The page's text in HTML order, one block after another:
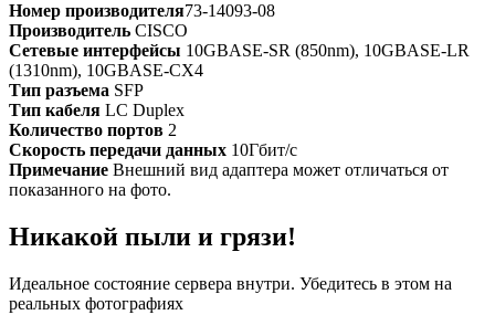
Номер производителя73-14093-08
Производитель CISCO
Сетевые интерфейсы 10GBASE-SR (850nm), 10GBASE-LR
(1310nm), 10GBASE-CX4
Тип разъема SFP
Тип кабеля LC Duplex
Количество портов 2
Скорость передачи данных 10Гбит/c
Примечание Внешний вид адаптера может отличаться от
показанного на фото.
Никакой пыли и грязи!
Идеальное состояние сервера внутри. Убедитесь в этом на
реальных фотографиях